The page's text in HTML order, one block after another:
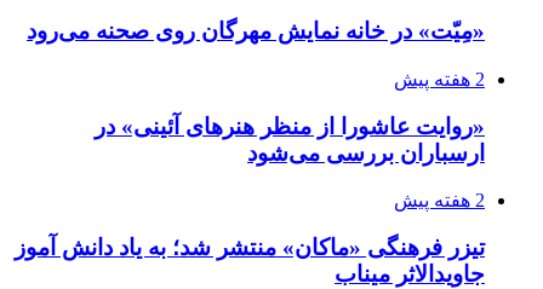
«مِیّت» در خانه نمایش مهرگان روی صحنه می‌رود
2 هفته پیش
«روایت عاشورا از منظر هنرهای آئینی» در
ارسباران بررسی می‌شود
2 هفته پیش
تیزر فرهنگی «ماکان» منتشر شد؛ به یاد دانش آموز
جاویدالاثر میناب